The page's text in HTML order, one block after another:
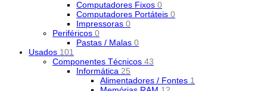
Computadores Fixos 0
Computadores Portáteis 0
Impressoras 0
Periféricos 0
Pastas / Malas 0
Usados 101
Componentes Técnicos 43
Informática 25
Alimentadores / Fontes 1